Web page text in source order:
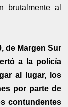
brutalmente al
de Margen Sur
a la policía
al lugar, los
por parte de
contundentes